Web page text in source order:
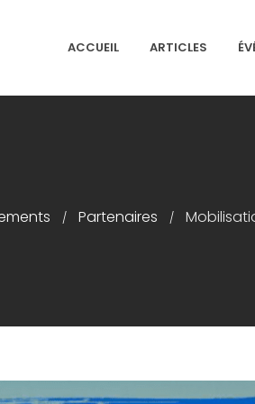
ACCUEIL ARTICLES
/ Partenaires /